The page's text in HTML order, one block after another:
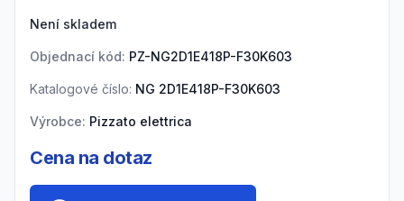
Není skladem
Objednací kód: PZ-NG2D1E418P-F30K603
Katalogové číslo: NG 2D1E418P-F30K603
Výrobce: Pizzato elettrica
Cena na dotaz